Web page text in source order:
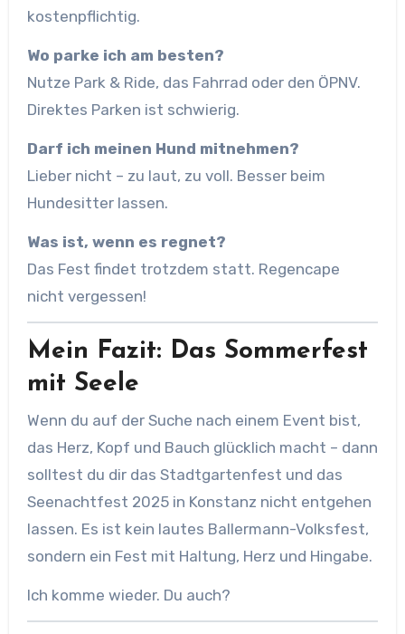
kostenpflichtig.
Wo parke ich am besten?
Nutze Park & Ride, das Fahrrad oder den ÖPNV.
Direktes Parken ist schwierig.
Darf ich meinen Hund mitnehmen?
Lieber nicht – zu laut, zu voll. Besser beim
Hundesitter lassen.
Was ist, wenn es regnet?
Das Fest findet trotzdem statt. Regencape
nicht vergessen!
Mein Fazit: Das Sommerfest
mit Seele
Wenn du auf der Suche nach einem Event bist,
das Herz, Kopf und Bauch glücklich macht – dann
solltest du dir das Stadtgartenfest und das
Seenachtfest 2025 in Konstanz nicht entgehen
lassen. Es ist kein lautes Ballermann-Volksfest,
sondern ein Fest mit Haltung, Herz und Hingabe.
Ich komme wieder. Du auch?